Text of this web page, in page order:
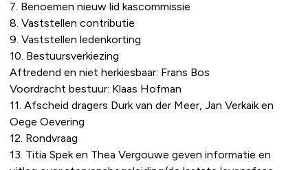
7. Benoemen nieuw lid kascommissie
8. Vaststellen contributie
9. Vaststellen ledenkorting
10. Bestuursverkiezing
Aftredend en niet herkiesbaar: Frans Bos
Voordracht bestuur: Klaas Hofman
11. Afscheid dragers Durk van der Meer, Jan Verkaik en
Oege Oevering
12. Rondvraag
13. Titia Spek en Thea Vergouwe geven informatie en